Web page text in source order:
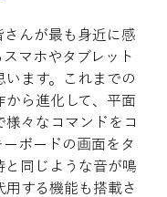
さんが最も身近に感
マホやタブレット
ます。これまでの
から進化して、平面
様々なコマンドをコ
ボードの画面をタ
と同じような音が鳴
する機能も搭載さ